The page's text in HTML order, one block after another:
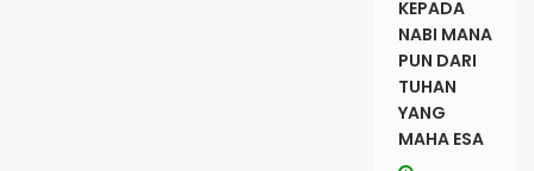
KEPADA
NABI MANA
PUN DARI
TUHAN
YANG
MAHA ESA